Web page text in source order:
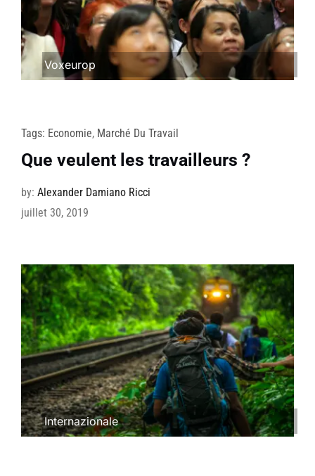
Voxeurop
Tags: Economie, Marché Du Travail
Que veulent les travailleurs ?
by: Alexander Damiano Ricci
juillet 30, 2019
Internazionale